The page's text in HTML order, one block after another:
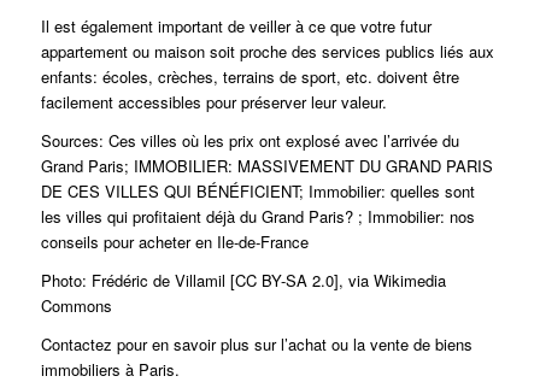
Il est également important de veiller à ce que votre futur
appartement ou maison soit proche des services publics liés aux
enfants: écoles, crèches, terrains de sport, etc. doivent être
facilement accessibles pour préserver leur valeur.
Sources: Ces villes où les prix ont explosé avec l’arrivée du
Grand Paris; IMMOBILIER: MASSIVEMENT DU GRAND PARIS
DE CES VILLES QUI BÉNÉFICIENT; Immobilier: quelles sont
les villes qui profitaient déjà du Grand Paris? ; Immobilier: nos
conseils pour acheter en Ile-de-France
Photo: Frédéric de Villamil [CC BY-SA 2.0], via Wikimedia
Commons
Contactez pour en savoir plus sur l’achat ou la vente de biens
immobiliers à Paris.